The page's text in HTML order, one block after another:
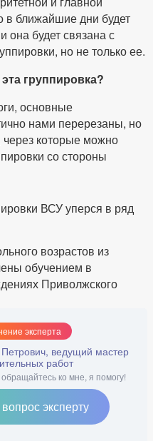
в ближайшие дни будет
она будет связана с
но не только ее.
группировка?
основные
нами перерезаны, но
через которые можно
со стороны
ВСУ уперся в ряд
возрастов из
обучением в
Приволжского
эксперта
ведущий мастер
работ
ко мне, я помогу!
эксперту